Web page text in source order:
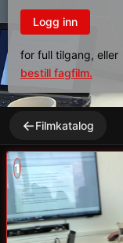
Logg inn
for full tilgang, eller
bestill fagfilm.
←Filmkatalog
1